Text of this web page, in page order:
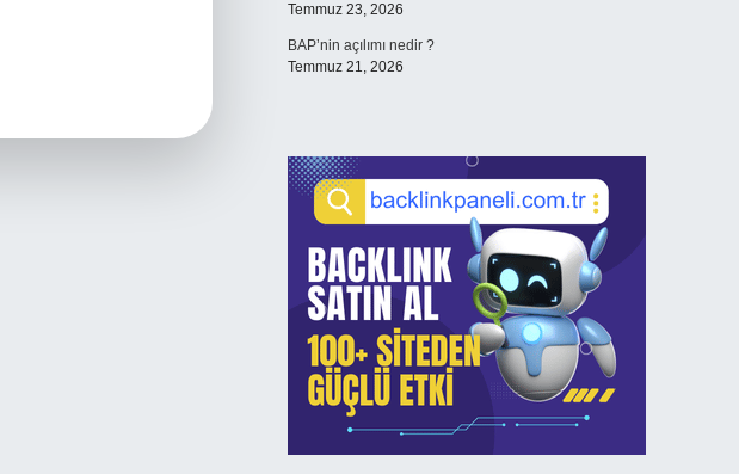
Temmuz 23, 2026
BAP’nin açılımı nedir ?
Temmuz 21, 2026